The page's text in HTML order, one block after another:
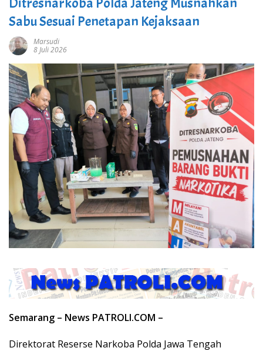
Sabu Sesuai Penetapan Kejaksaan
Marsudi
8 Juli 2026
Semarang – News PATROLI.COM –
Direktorat Reserse Narkoba Polda Jawa Tengah